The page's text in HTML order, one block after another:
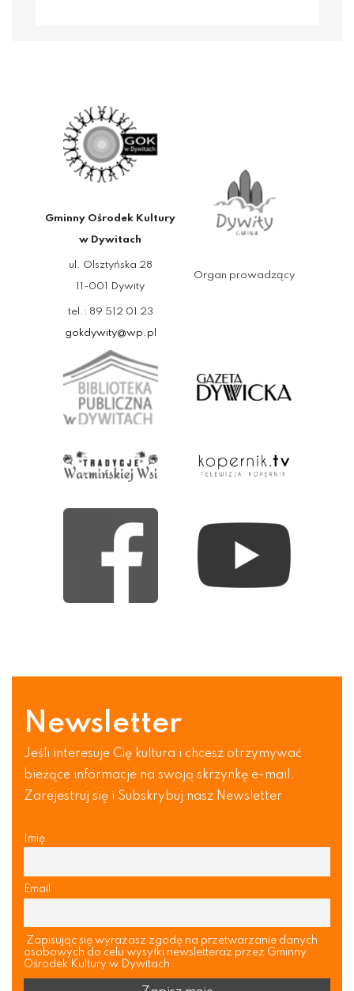
Gminny Ośrodek Kultury
w Dywitach
ul. Olsztyńska 28
11-001 Dywity
tel.: 89 512 01 23
gokdywity@wp.pl
Organ prowadzący
Newsletter
Jeśli interesuje Cię kultura i chcesz otrzymywać
bieżące informacje na swoją skrzynkę e-mail.
Zarejestruj się i Subskrybuj nasz Newsletter
Imię
Email
Zapisując się wyrażasz zgodę na przetwarzanie danych
osobowych do celu wysyłki newsletteraz przez Gminny
Ośrodek Kultury w Dywitach.